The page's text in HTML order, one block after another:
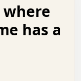
.   .   :   .
.   .   .   +
.   o   .   .
:   .   .   o
o   .   .   .
.   .   .   .
has a